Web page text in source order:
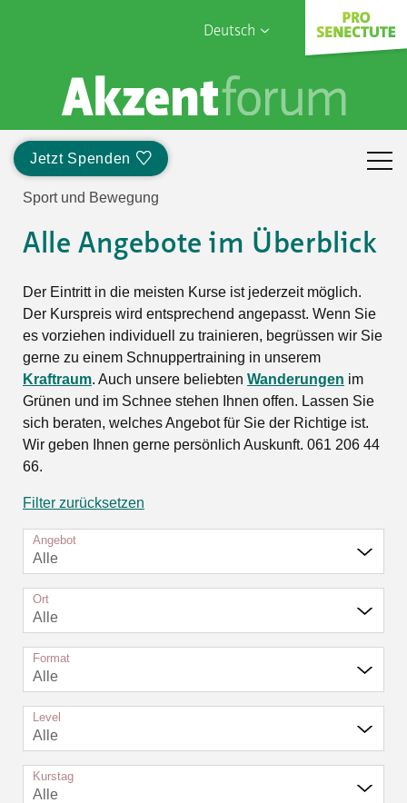
Deutsch
English
Français
Jetzt Spenden
Sophia Care
Sport und Bewegung
Alle Angebote im Überblick
Der Eintritt in die meisten Kurse ist jederzeit möglich.
Der Kurspreis wird entsprechend angepasst. Wenn Sie
es vorziehen individuell zu trainieren, begrüssen wir Sie
gerne zu einem Schnuppertraining in unserem
Kraftraum. Auch unsere beliebten Wanderungen im
Grünen und im Schnee stehen Ihnen offen. Lassen Sie
sich beraten, welches Angebot für Sie der Richtige ist.
Wir geben Ihnen gerne persönlich Auskunft. 061 206 44
66.
Filter zurücksetzen
Angebot
Alle
Ort
Alle
Format
Alle
Level
Alle
Kurstag
Alle